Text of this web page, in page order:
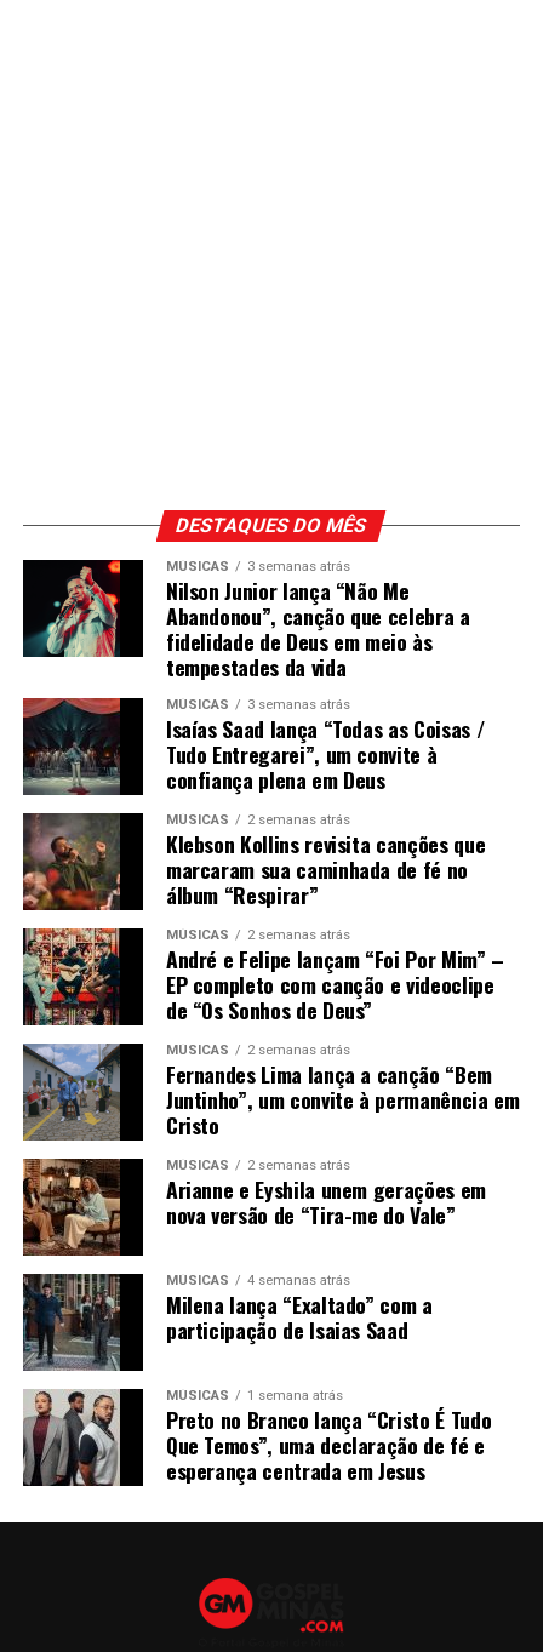
DESTAQUES DO MÊS
MÚSICAS 3 semanas atrás
Nilson Junior lança “Não Me
Abandonou”, canção que celebra a
fidelidade de Deus em meio às
tempestades da vida
MÚSICAS 3 semanas atrás
Isaías Saad lança “Todas as Coisas /
Tudo Entregarei”, um convite à
confiança plena em Deus
MÚSICAS 2 semanas atrás
Klebson Kollins revisita canções que
marcaram sua caminhada de fé no
álbum “Respirar”
MÚSICAS 2 semanas atrás
André e Felipe lançam “Foi Por Mim” –
EP completo com canção e videoclipe
de “Os Sonhos de Deus”
MÚSICAS 2 semanas atrás
Fernandes Lima lança a canção “Bem
Juntinho”, um convite à permanência em
Cristo
MÚSICAS 2 semanas atrás
Arianne e Eyshila unem gerações em
nova versão de “Tira-me do Vale”
MÚSICAS 4 semanas atrás
Milena lança “Exaltado” com a
participação de Isaias Saad
MÚSICAS 1 semana atrás
Preto no Branco lança “Cristo É Tudo
Que Temos”, uma declaração de fé e
esperança centrada em Jesus